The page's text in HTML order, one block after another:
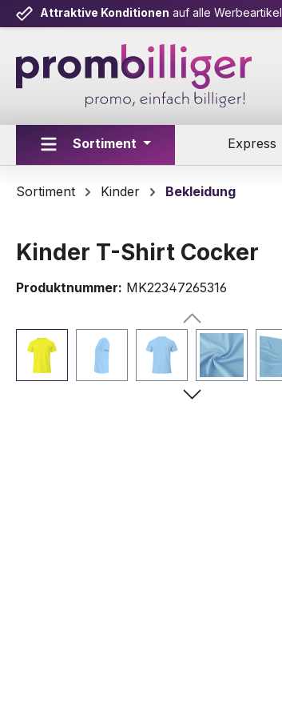
Hauptinhalt springen
Zur Suche springen
Zur Hauptnavigation springen
Attraktive Konditionen auf alle Werbeartikel
Sortiment Express
Sortiment Kinder Bekleidung
Kinder T-Shirt Cocker
Produktnummer: MK22347265316
Bildergalerie überspringen